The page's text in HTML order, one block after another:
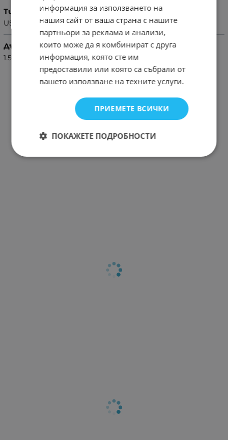
Тип
USB - LIGHTNING,USB - MICRO USB
Дължина
1.5M
информация за използването на
нашия сайт от ваша страна с нашите
партньори за реклама и анализи,
които може да я комбинират с друга
информация, която сте им
предоставили или която са събрали от
вашето използване на техните услуги.
ПРИЕМЕТЕ ВСИЧКИ
ПОКАЖЕТЕ ПОДРОБНОСТИ